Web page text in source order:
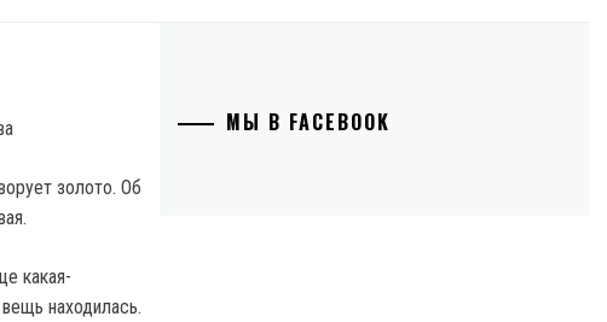
золото. Об
какая-
находилась.
МЫ В FACEBOOK